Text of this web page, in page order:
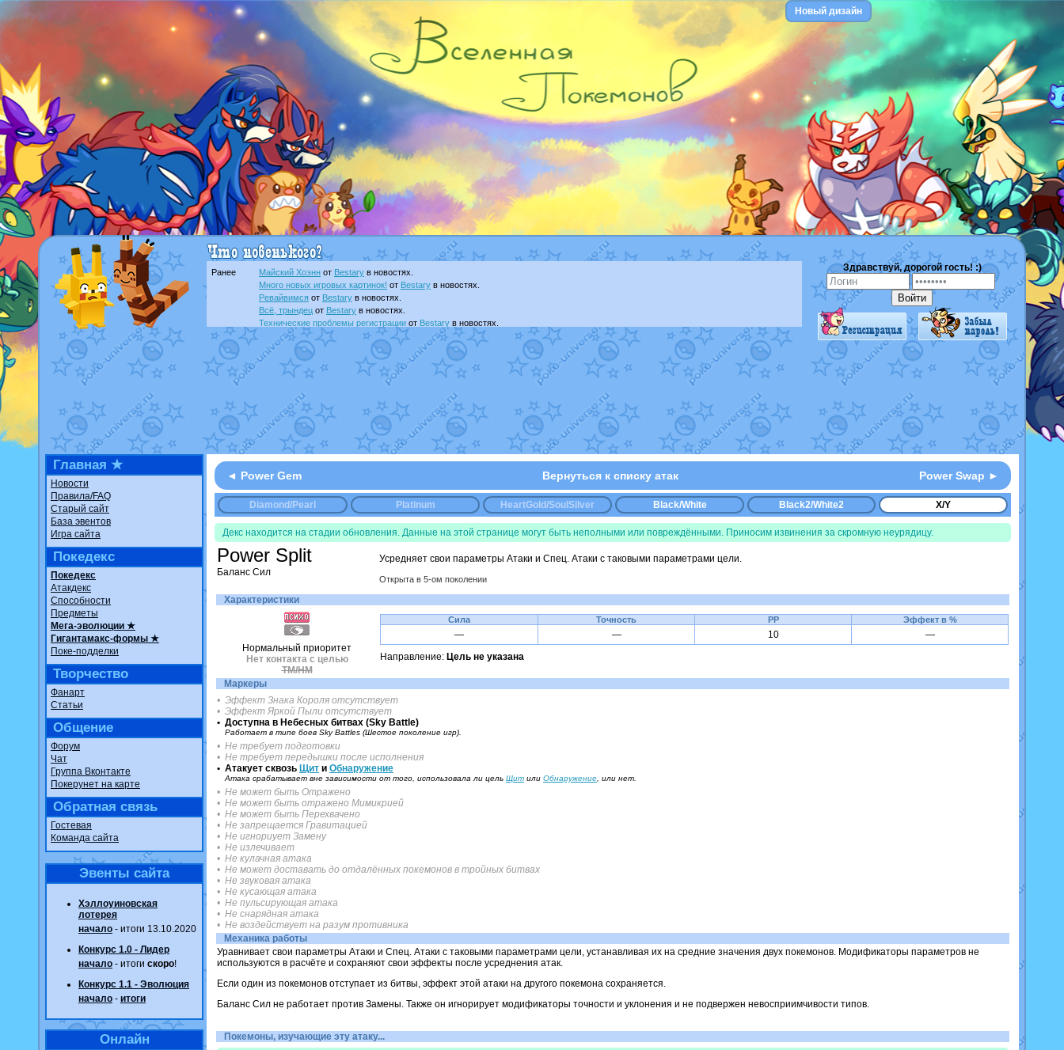
Новый дизайн
Ранее Майский Хоэнн от Bestary в новостях.
Много новых игровых картинок! от Bestary в новостях.
Ревайвимся от Bestary в новостях.
Всё, трындец от Bestary в новостях.
Технические проблемы регистрации от Bestary в новостях.
доброе утро славяне
Dakkuв фанарте.
Йолда и Мимикью
MavisNyanCat в фанарте.
Недовольный котомангустотRandomon
в фанарте.
The Dark Wishmaker
Randomonв фанарте.
ilovearceusв фанарте.
от
Raging Boltот GraceDaFoxв фанарте.
Shadow mismagius
JOK_julia
в фанарте.
художник отvicavica в фанарте.
Здравствуй, дорогой гость! :)
Главная ★
Новости
Правила/FAQ
Старый сайт
База эвентов
Игра сайта
Покедекс
Покедекс
Атакдекс
Способности
Предметы
Мега-эволюции ★
Гигантамакс-формы ★
Поке-подделки
Творчество
Фанарт
Статьи
Общение
Форум
Чат
Группа Вконтакте
Покерунет на карте
Обратная связь
Гостевая
Команда сайта
Эвенты сайта
Хэллоуиновская
лотерея
начало - итоги 13.10.2020
Конкурс 1.0 - Лидер
начало - итоги скоро!
Конкурс 1.1 - Эволюция
начало - итоги
Онлайн
◄ Power Gem Вернуться к списку атак Power Swap ►
Diamond/Pearl Platinum HeartGold/SoulSilver Black/White Black2/White2 X/Y
Декс находится на стадии обновления. Данные на этой странице могут быть неполными или повреждёнными. Приносим извинения за скромную неурядицу.
Power Split
Баланс Сил
Усредняет свои параметры Атаки и Спец. Атаки с таковыми параметрами цели.
Открыта в 5-ом поколении
Характеристики
Нормальный приоритет
Нет контакта с целью
TM/HM
Сила Точность PP Эффект в %
— — 10
—
Направление: Цель не указана
Маркеры
• Эффект Знака Короля отсутствует
• Эффект Яркой Пыли отсутствует
• Доступна в Небесных битвах (Sky Battle)
Работает в типе боев Sky Battles (Шестое поколение игр).
• Не требует подготовки
• Не требует передышки после исполнения
• Атакует сквозь Щит и Обнаружение
Атака срабатывает вне зависимости от того, использовала ли цель Щит или Обнаружение , или нет.
• Не может быть Отражено
• Не может быть отражено Мимикрией
• Не может быть Перехвачено
• Не запрещается Гравитацией
• Не игнориует Замену
• Не излечивает
• Не кулачная атака
• Не может доставать до отдалённых покемонов в тройных битвах
• Не звуковая атака
• Не кусающая атака
• Не пульсирующая атака
• Не снарядная атака
• Не воздействует на разум противника
Механика работы
Уравнивает свои параметры Атаки и Спец. Атаки с таковыми параметрами цели, устанавливая их на средние значения двух покемонов. Модификаторы параметров не
используются в расчёте и сохраняют свои эффекты после усреднения атак.
Если один из покемонов отступает из битвы, эффект этой атаки на другого покемона сохраняется.
Баланс Сил не работает против Замены. Также он игнорирует модификаторы точности и уклонения и не подвержен невосприимчивости типов.
Покемоны, изучающие эту атаку...